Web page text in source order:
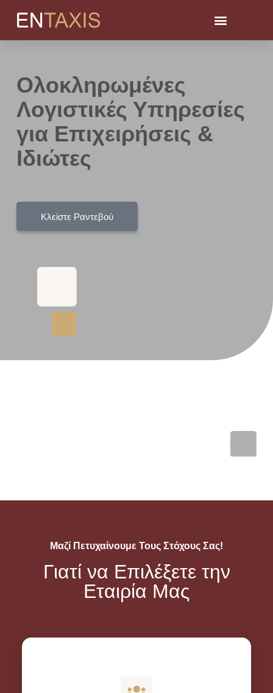
Ολοκληρωμένες
Λογιστικές Υπηρεσίες
για Επιχειρήσεις &
Ιδιώτες
Κλείστε Ραντεβού
Μαζί Πετυχαίνουμε Τους Στόχους Σας!
Γιατί να Επιλέξετε την
Εταιρία Μας